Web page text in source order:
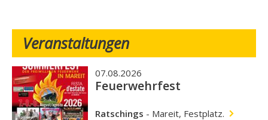
Veranstaltungen
07.08.2026
Feuerwehrfest
Ratschings - Mareit, Festplatz.